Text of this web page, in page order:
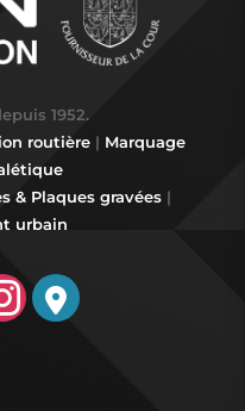
1952.
routière| Marquage
& Plaques gravées |
urbain